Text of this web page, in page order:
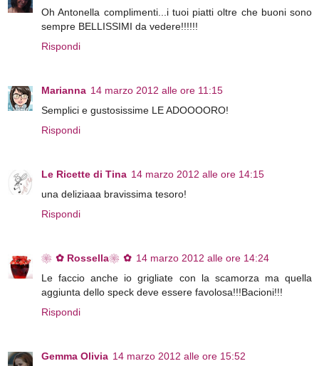
Oh Antonella complimenti...i tuoi piatti oltre che buoni sono
sempre BELLISSIMI da vedere!!!!!!
Rispondi
Marianna 14 marzo 2012 alle ore 11:15
Semplici e gustosissime LE ADOOOORO!
Rispondi
Le Ricette di Tina 14 marzo 2012 alle ore 14:15
una deliziaaa bravissima tesoro!
Rispondi
❀✿ Rossella❀✿ 14 marzo 2012 alle ore 14:24
Le faccio anche io grigliate con la scamorza ma quella
aggiunta dello speck deve essere favolosa!!!Bacioni!!!
Rispondi
Gemma Olivia 14 marzo 2012 alle ore 15:52